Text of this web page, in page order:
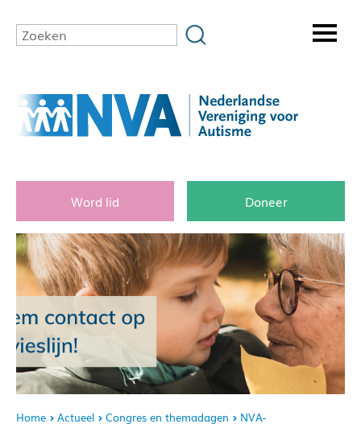
Word lid Doneer
Home Actueel Congres en themadagen
NVA-